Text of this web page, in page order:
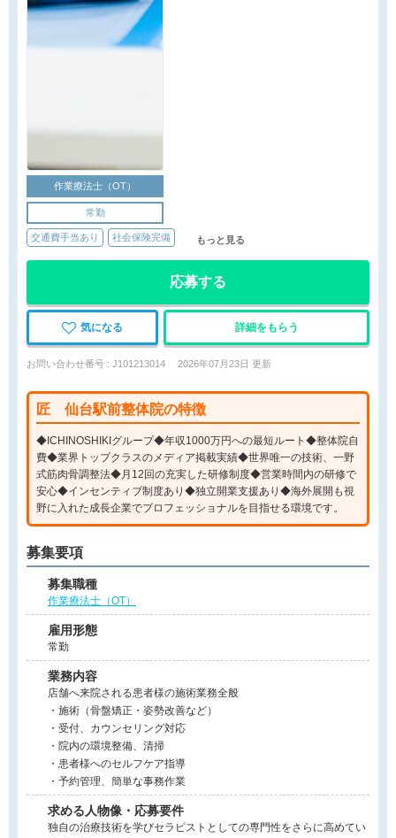
作業療法士（OT）
常勤
交通費手当あり 社会保険完備 もっと見る
応募する
気になる 詳細をもらう
お問い合わせ番号 : J101213014 2026年07月23日 更新
匠 仙台駅前整体院の特徴
◆ICHINOSHIKIグループ◆年収1000万円への最短ルート◆整体院自
費◆業界トップクラスのメディア掲載実績◆世界唯一の技術、一野
式筋肉骨調整法◆月12回の充実した研修制度◆営業時間内の研修で
安心◆インセンティブ制度あり◆独立開業支援あり◆海外展開も視
野に入れた成長企業でプロフェッショナルを目指せる環境です。
募集要項
募集職種
作業療法士（OT）
雇用形態
常勤
業務内容
店舗へ来院される患者様の施術業務全般
・施術（骨盤矯正・姿勢改善など）
・受付、カウンセリング対応
・院内の環境整備、清掃
・患者様へのセルフケア指導
・予約管理、簡単な事務作業
求める人物像・応募要件
独自の治療技術を学びセラピストとしての専門性をさらに高めてい